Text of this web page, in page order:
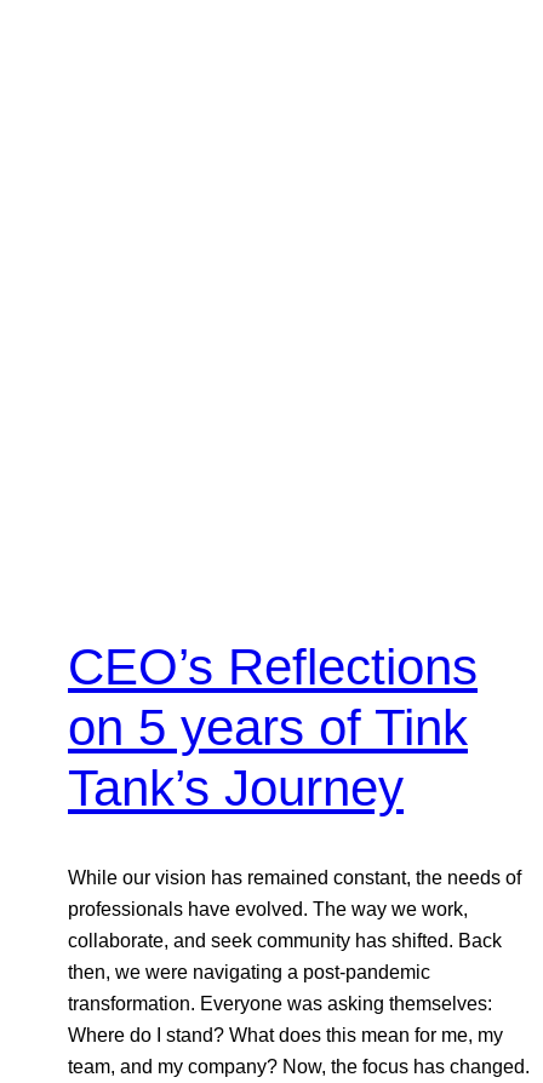
CEO’s Reflections
on 5 years of Tink
Tank’s Journey
While our vision has remained constant, the needs of
professionals have evolved. The way we work,
collaborate, and seek community has shifted. Back
then, we were navigating a post-pandemic
transformation. Everyone was asking themselves:
Where do I stand? What does this mean for me, my
team, and my company? Now, the focus has changed.